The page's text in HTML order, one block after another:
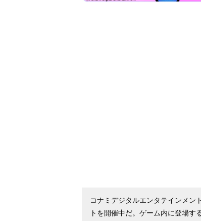
コナミデジタルエンタテインメン
トを開催中だ。ゲーム内に登場す